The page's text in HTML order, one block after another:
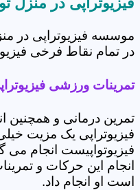
موسسه فیزیوتراپی در
در تمام نقاط فرخی
تمرینات ورزشی
تمرین درمانی و
فیزیوتراپی یک مزیت
فیزیوتواپیست انجام می
انجام این حرکات و
است او انجام داد.